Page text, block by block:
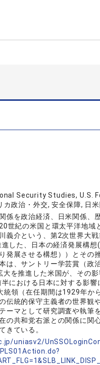
Security Studies, U.S.
政治・外交, 安全保障, 日
係を政治経済、日米関係、
世紀の米国と環太平洋地
義介という、第2次世界大
した、日本の経済発展構
発展させる構想））とその
は、サントリー学芸賞（政
を推進した米国が、その
における日本に対する影
統領（在任期間は1929年か
伝統的保守主義者の世界観
ーマとして研究調査や執筆
の共和党右派との関係に関
きている。
uniasv2/